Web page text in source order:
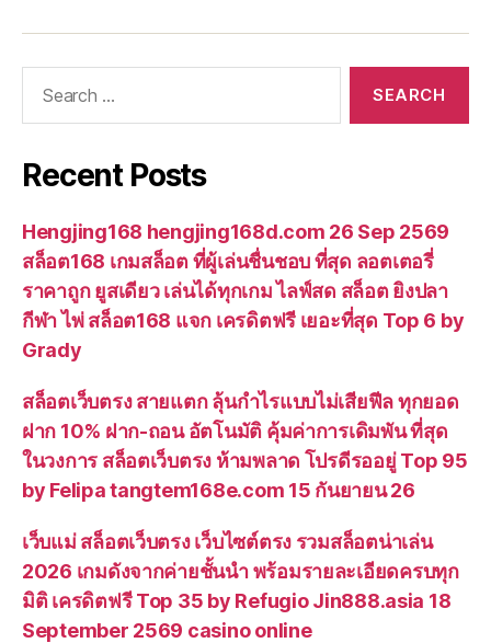
Recent Posts
Hengjing168 hengjing168d.com 26 Sep 2569
สล็อต168 เกมสล็อต ที่ผู้เล่นชื่นชอบ ที่สุด ลอตเตอรี่
ราคาถูก ยูสเดียว เล่นได้ทุกเกม ไลฟ์สด สล็อต ยิงปลา
กีฬา ไพ่ สล็อต168 แจก เครดิตฟรี เยอะที่สุด Top 6 by
Grady
สล็อตเว็บตรง สายแตก ลุ้นกำไรแบบไม่เสียฟีล ทุกยอด
ฝาก 10% ฝาก-ถอน อัตโนมัติ คุ้มค่าการเดิมพัน ที่สุด
ในวงการ สล็อตเว็บตรง ห้ามพลาด โปรดีรออยู่ Top 95
by Felipa tangtem168e.com 15 กันยายน 26
เว็บแม่ สล็อตเว็บตรง เว็บไซต์ตรง รวมสล็อตน่าเล่น
2026 เกมดังจากค่ายชั้นนำ พร้อมรายละเอียดครบทุก
มิติ เครดิตฟรี Top 35 by Refugio Jin888.asia 18
September 2569 casino online